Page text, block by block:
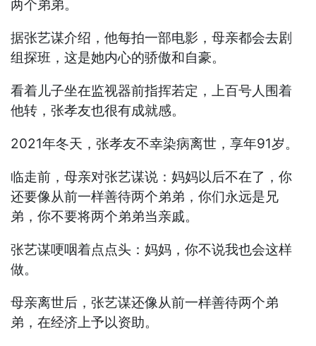
两个弟弟。
据张艺谋介绍，他每拍一部电影，母亲都会去剧
组探班，这是她内心的骄傲和自豪。
看着儿子坐在监视器前指挥若定，上百号人围着
他转，张孝友也很有成就感。
2021年冬天，张孝友不幸染病离世，享年91岁。
临走前，母亲对张艺谋说：妈妈以后不在了，你
还要像从前一样善待两个弟弟，你们永远是兄
弟，你不要将两个弟弟当亲戚。
张艺谋哽咽着点点头：妈妈，你不说我也会这样
做。
母亲离世后，张艺谋还像从前一样善待两个弟
弟，在经济上予以资助。